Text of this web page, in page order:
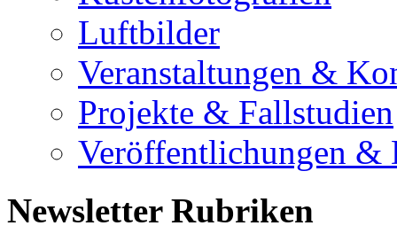
Luftbilder
Veranstaltungen &
Projekte & Fallstudien
Veröffentlichungen &
Newsletter Rubriken